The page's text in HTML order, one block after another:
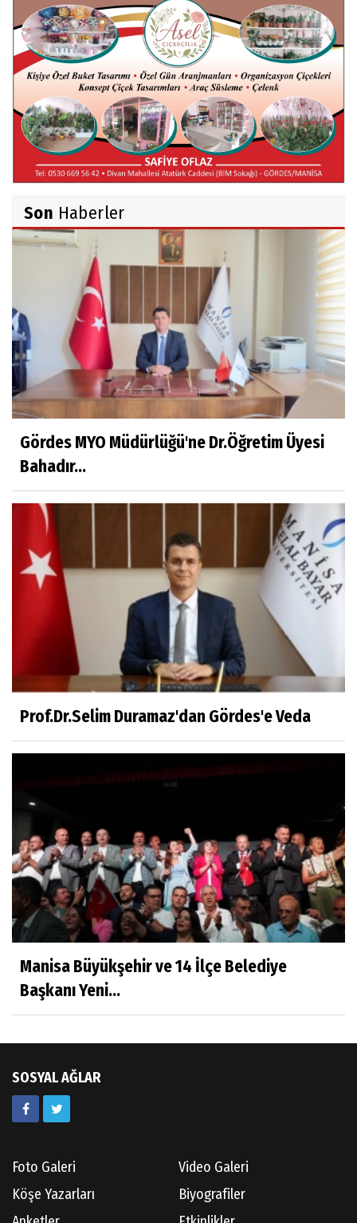
Hüseyin TUNÇAY
Gökçeada Gezimiz-IV
İsmail AYBEY
Belma Sebil'i Tanıyor Musunuz?
Ahmet İNCE
Beyaz Gömlekli Adam!
Prof.Dr.Ayşe İLKER
Adı Sanı Olmak
Eylül SEYHAN
Gezerken Zamanın Kollarındaki Ruhuma
Rastlamak
Kahramanlar
Prof.Dr.Süleyman Sami İLKER
Mühendislerin de Sanat Ruhu Olmalı
Dr.Fatih KESKİN
Millî Edebiyat, Millî Şuur, Millî Takım
Sıracettin ÇELİK
Çalıkuşu
Dr.Tuğçe Yıldırım
Aşı: Toplum Sağlığının Görünmez Kalkanı
Hatice CAVULDAK
Av.Ahmet ÖZDEMİR
Doç.Dr.İbrahim KOÇ
Son Haberler
Gördes MYO Müdürlüğü'ne Dr.Öğretim Üyesi
Bahadır...
Prof.Dr.Selim Duramaz'dan Gördes'e Veda
Manisa Büyükşehir ve 14 İlçe Belediye
Başkanı Yeni...
SOSYAL AĞLAR
Foto Galeri
Video Galeri
Köşe Yazarları
Biyografiler